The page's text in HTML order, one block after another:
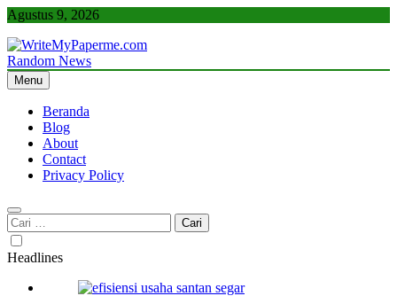
Skip
content
Agustus 9, 2026
WriteMyPaperme.com
Bisnis, Kuliner, Teknologi
Random News
Menu
Beranda
Blog
About
Contact
Privacy Policy
Cari
untuk:
Headlines